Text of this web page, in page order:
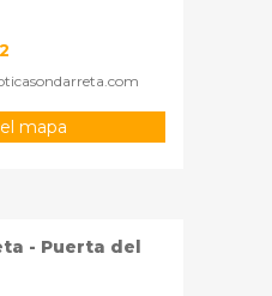
mapa
- Puerta del